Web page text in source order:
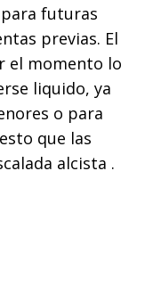
futuras
previas. El
el momento lo
liquido, ya
o para
que las
alcista .